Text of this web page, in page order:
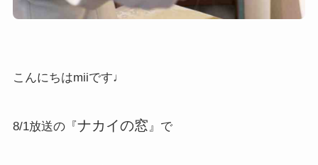
こんにちはmiiです♩
8/1放送の『ナカイの窓』で